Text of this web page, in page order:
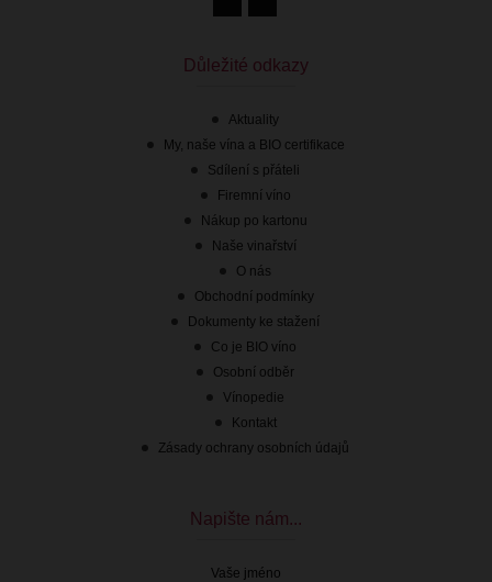
219.00 Kčs DPH
Důležité odkazy
Aktuality
My, naše vína a BIO certifikace
Sdílení s přáteli
Firemní víno
Nákup po kartonu
Naše vinařství
O nás
Obchodní podmínky
Dokumenty ke stažení
Co je BIO víno
Osobní odběr
Vínopedie
Kontakt
Zásady ochrany osobních údajů
Napište nám...
Vaše jméno